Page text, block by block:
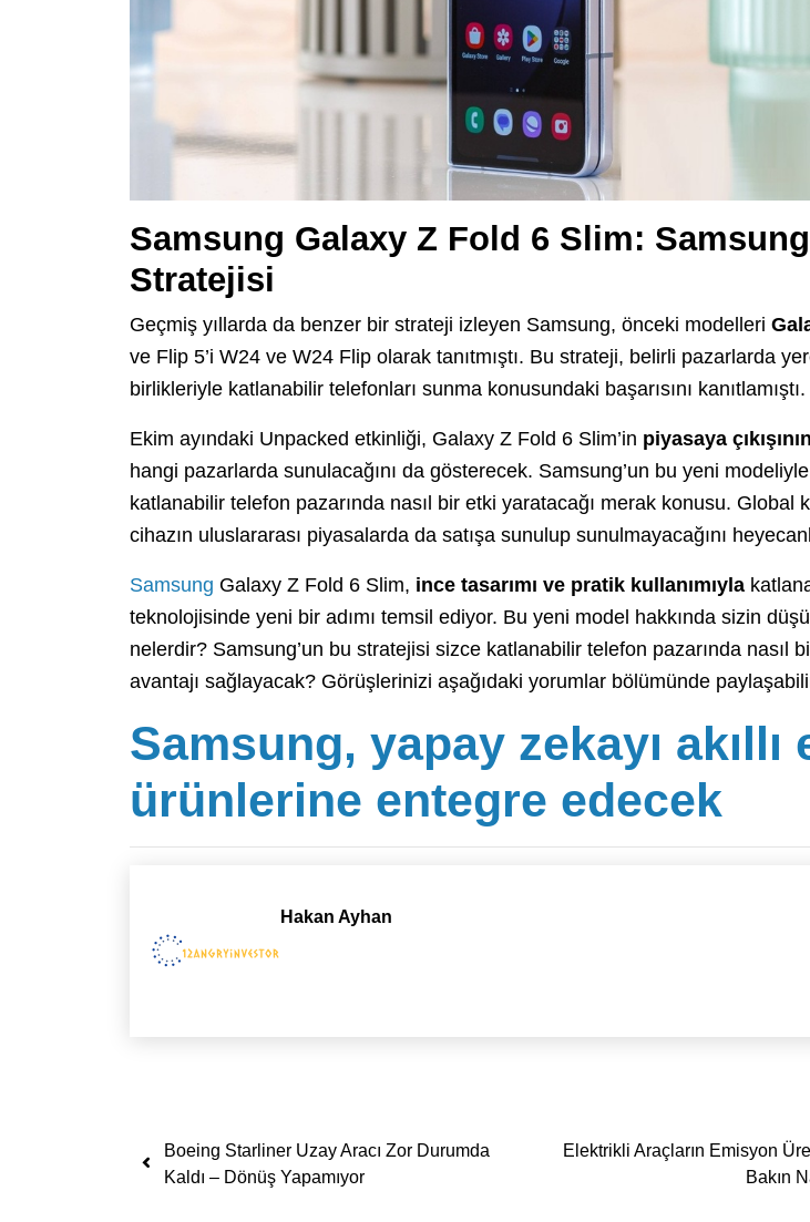
Samsung Galaxy Z Fold 6 Slim:
Stratejisi
Geçmiş yıllarda da benzer bir strateji izleyen Samsung, önceki modelleri
ve Flip 5’i W24 ve W24 Flip olarak tanıtmıştı. Bu strateji, belirli pazarlarda
birlikleriyle katlanabilir telefonları sunma konusundaki başarısını kanıtlamıştı.
Ekim ayındaki Unpacked etkinliği, Galaxy Z Fold 6 Slim’in piyasaya
hangi pazarlarda sunulacağını da gösterecek. Samsung’un bu yeni
katlanabilir telefon pazarında nasıl bir etki yaratacağı merak konusu. Global
cihazın uluslararası piyasalarda da satışa sunulup sunulmayacağını
Samsung Galaxy Z Fold 6 Slim, ince tasarımı ve pratik kullanımıyla
teknolojisinde yeni bir adımı temsil ediyor. Bu yeni model hakkında sizin
nelerdir? Samsung’un bu stratejisi sizce katlanabilir telefon pazarında nasıl
avantajı sağlayacak? Görüşlerinizi aşağıdaki yorumlar bölümünde
Samsung, yapay zekayı akıllı
ürünlerine entegre edecek
Hakan Ayhan
Yazı dolaşımı
Boeing Starliner Uzay Aracı Zor Durumda
Kaldı – Dönüş Yapamıyor
Elektrikli Araçların Emisyon
Bakın